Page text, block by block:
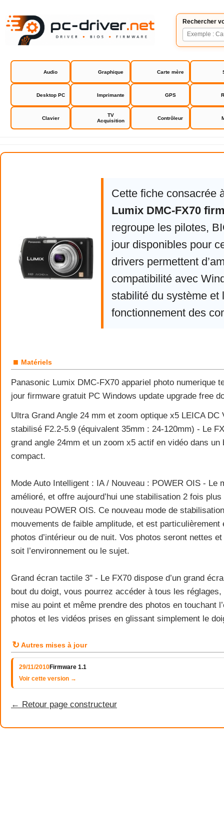
Rechercher
Audio Graphique Carte mère
Desktop PC Imprimante GPS
Clavier
TV
Acquisition
Contrôleur
Panasonic Lumix DMC-FX70
Cette fiche consacrée
Lumix DMC-FX70
regroupe les pilotes,
jour disponibles pour
drivers permettent
compatibilité avec
stabilité du système et
fonctionnement des
■ Matériels
Panasonic Lumix DMC-FX70 appariel photo numerique
jour firmware gratuit PC Windows update upgrade free
Ultra Grand Angle 24 mm et zoom optique x5 LEICA DC
stabilisé F2.2-5.9 (équivalent 35mm : 24-120mm) - Le
grand angle 24mm et un zoom x5 actif en vidéo dans
compact.
Mode Auto Intelligent : IA / Nouveau : POWER OIS - Le
amélioré, et offre aujourd’hui une stabilisation 2 fois
nouveau POWER OIS. Ce nouveau mode de
mouvements de faible amplitude, et est particulièrement
photos d’intérieur ou de nuit. Vos photos seront nettes
soit l’environnement ou le sujet.
Grand écran tactile 3" - Le FX70 dispose d’un grand
bout du doigt, vous pourrez accéder à tous les
mise au point et même prendre des photos en touchant
photos et les vidéos prises en glissant simplement le
↻ Autres mises à jour
29/11/2010Firmware 1.1
Voir cette version →
← Retour page constructeur